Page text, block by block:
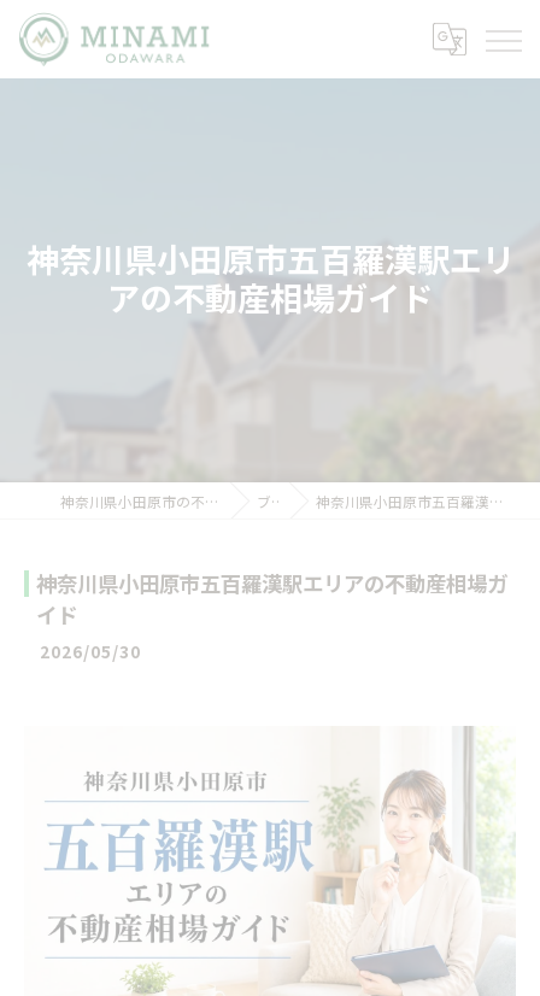
神奈川県小田原市五百羅漢駅エリ
アの不動産相場ガイド
神奈川県小田原市の不動産ならミナミノイエ ブログ 神奈川県小田原市五百羅漢駅エリアの不動産相場ガイド
神奈川県小田原市五百羅漢駅エリアの不動産相場ガ
イド
2026/05/30